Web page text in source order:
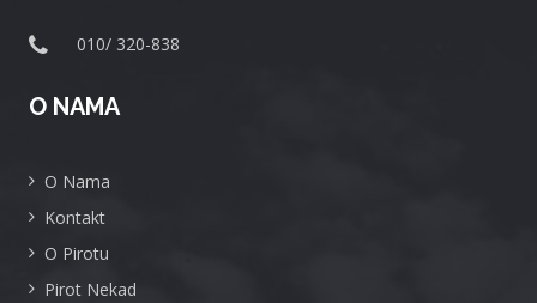
010/ 320-838
O NAMA
O Nama
Kontakt
O Pirotu
Pirot Nekad